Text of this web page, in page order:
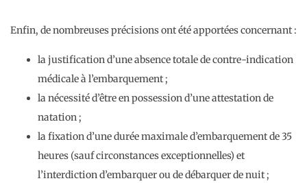
Enfin, de nombreuses précisions ont été apportées concernant :
la justification d’une absence totale de contre-indication
médicale à l’embarquement ;
la nécessité d’être en possession d’une attestation de
natation ;
la fixation d’une durée maximale d’embarquement de 35
heures (sauf circonstances exceptionnelles) et
l’interdiction d’embarquer ou de débarquer de nuit ;